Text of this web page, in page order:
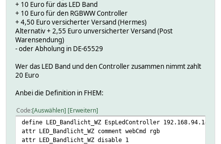
+ 10 Euro für das LED Band
+ 10 Euro für den RGBWW Controller
+ 4,50 Euro versicherter Versand (Hermes)
Alternativ + 2,55 Euro unversicherter Versand (Post
Warensendung)
- oder Abholung in DE-65529
Wer das LED Band und den Controller zusammen nimmt zahlt
20 Euro
Anbei die Definition in FHEM:
Code Auswählen Erweitern
define LED_Bandlicht_WZ EspLedController 192.168.94.14
attr LED_Bandlicht_WZ comment webCmd rgb
attr LED_Bandlicht_WZ disable 1